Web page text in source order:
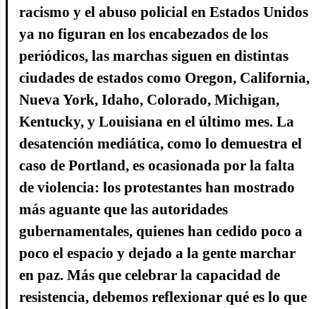
racismo y el abuso policial en Estados Unidos
ya no figuran en los encabezados de los
periódicos, las marchas siguen en distintas
ciudades de estados como Oregon, California,
Nueva York, Idaho, Colorado, Michigan,
Kentucky, y Louisiana en el último mes. La
desatención mediática, como lo demuestra el
caso de Portland, es ocasionada por la falta
de violencia: los protestantes han mostrado
más aguante que las autoridades
gubernamentales, quienes han cedido poco a
poco el espacio y dejado a la gente marchar
en paz. Más que celebrar la capacidad de
resistencia, debemos reflexionar qué es lo que